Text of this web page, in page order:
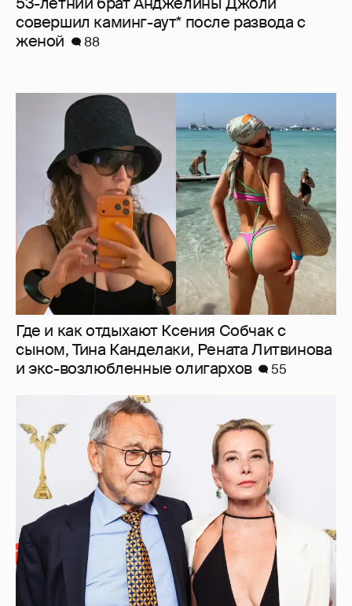
совершил каминг-аут* после развода с
женой
88
Где и как отдыхают Ксения Собчак с
сыном, Тина Канделаки, Рената Литвинова
и экс-возлюбленные олигархов
55